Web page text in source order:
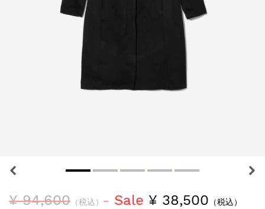
¥ 94,600 （税込） Sale ¥ 38,500 （税込）